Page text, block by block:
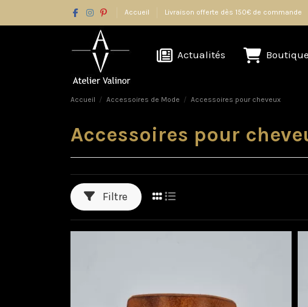
Accueil Livraison offerte dès 150€ de commande
Actualités Boutique
Accueil Accessoires de Mode Accessoires pour cheveux
Accessoires pour
Filtre